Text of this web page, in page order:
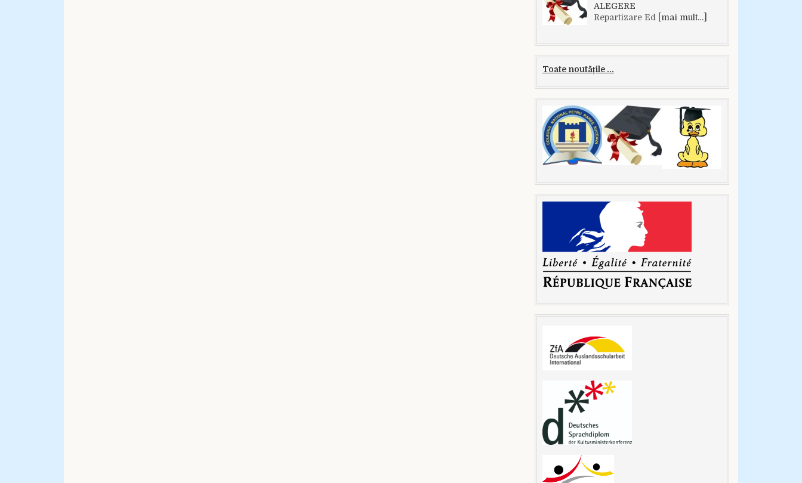
ALEGERE
Repartizare Ed
[mai mult…]
Toate noutățile ...